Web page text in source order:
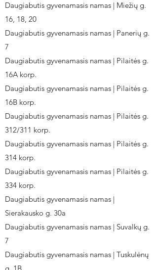
Daugiabutis gyvenamasis namas | Miežių g.
16, 18, 20
Daugiabutis gyvenamasis namas | Panerių g.
7
Daugiabutis gyvenamasis namas | Pilaitės g.
16A korp.
Daugiabutis gyvenamasis namas | Pilaitės g.
16B korp.
Daugiabutis gyvenamasis namas | Pilaitės g.
312/311 korp.
Daugiabutis gyvenamasis namas | Pilaitės g.
314 korp.
Daugiabutis gyvenamasis namas | Pilaitės g.
334 korp.
Daugiabutis gyvenamasis namas |
Sierakausko g. 30a
Daugiabutis gyvenamasis namas | Suvalkų g.
7
Daugiabutis gyvenamasis namas | Tuskulėnų